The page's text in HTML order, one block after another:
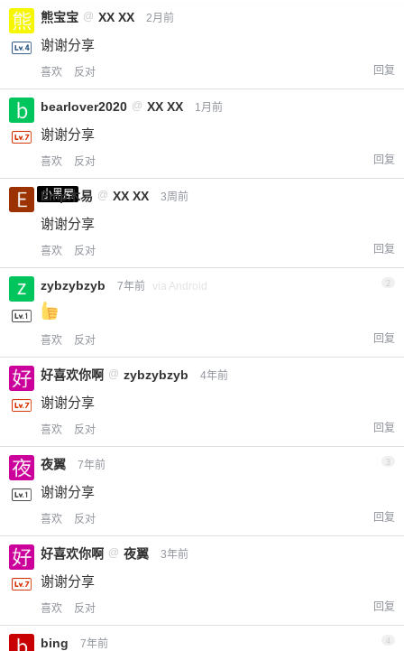
熊宝宝 @ XX XX 2月前
谢谢分享
喜欢 反对 回复
bearlover2020 @ XX XX 1月前
谢谢分享
喜欢 反对 回复
小黑屋
Emp木易 @ XX XX 3周前
谢谢分享
喜欢 反对 回复
zybzybzyb 7年前 via Android 2
喜欢 反对 回复
好喜欢你啊 @ zybzybzyb 4年前
谢谢分享
喜欢 反对 回复
夜翼 7年前 3
谢谢分享
喜欢 反对 回复
好喜欢你啊 @ 夜翼 3年前
谢谢分享
喜欢 反对 回复
bing 7年前 4